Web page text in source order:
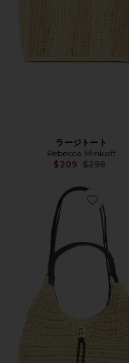
ラージトート
Rebecca Minkoff
$209 Previous
$298
Favorite